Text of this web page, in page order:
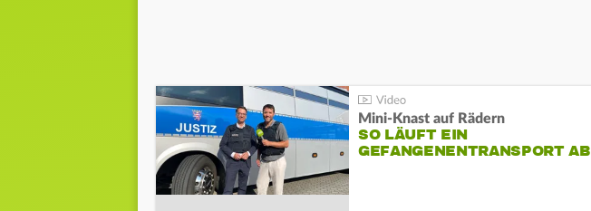
Mini-Knast auf Rädern
SO LÄUFT EIN
GEFANGENENTRANSPORT AB